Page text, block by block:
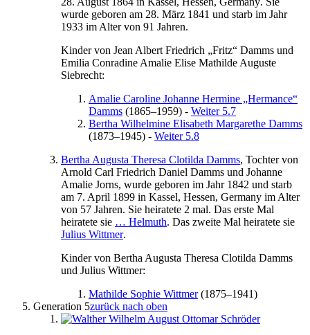
wurde geboren am 28. März 1841 und starb im Jahr
1933 im Alter von 91 Jahren.
Kinder von Jean Albert Friedrich „Fritz“ Damms und
Emilia Conradine Amalie Elise Mathilde Auguste
Siebrecht:
Amalie Caroline Johanne Hermine „Hermance“
Damms (1865–1959) - Weiter 5.7
Bertha Wilhelmine Elisabeth Margarethe Damms
(1873–1945) - Weiter 5.8
Bertha Augusta Theresa Clotilda Damms, Tochter von
Arnold Carl Friedrich Daniel Damms und Johanne
Amalie Jorns, wurde geboren im Jahr 1842 und starb
am 7. April 1899 in Kassel, Hessen, Germany im Alter
von 57 Jahren. Sie heiratete 2 mal. Das erste Mal
heiratete sie … Helmuth. Das zweite Mal heiratete sie
Julius Wittmer.
Kinder von Bertha Augusta Theresa Clotilda Damms
und Julius Wittmer:
Mathilde Sophie Wittmer(1875–1941)
Generation 5zurück nach oben